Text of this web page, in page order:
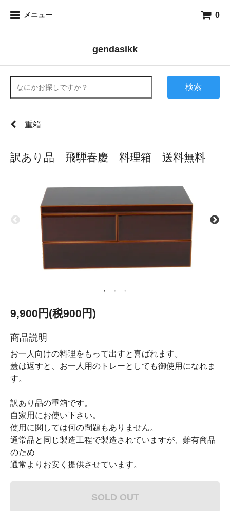
メニュー 0
gendasikk
検索
重箱
訳あり品 飛騨春慶 料理箱 送料無料
9,900円(税900円)
商品説明
お一人向けの料理をもって出すと喜ばれます。
蓋は返すと、お一人用のトレーとしても御使用になれま
す。
訳あり品の重箱です。
自家用にお使い下さい。
使用に関しては何の問題もありません。
通常品と同じ製造工程で製造されていますが、難有商品
のため
通常よりお安く提供させています。
SOLD OUT